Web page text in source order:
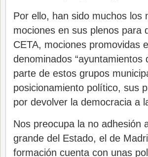
Por ello, han sido muchos los
mociones en sus plenos para
CETA, mociones promovidas
denominados “ayuntamientos
parte de estos grupos
posicionamiento político, sus
por devolver la democracia a
Nos preocupa la no adhesión
grande del Estado, el de
formación cuenta con unas